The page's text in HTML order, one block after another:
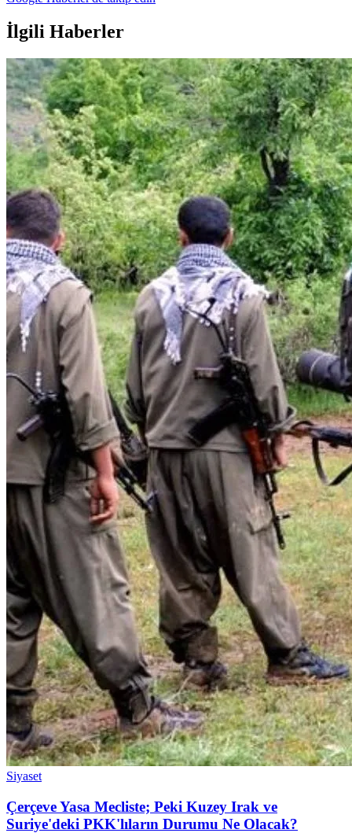
İlgili Haberler
Siyaset
Çerçeve Yasa Mecliste; Peki Kuzey Irak ve
Suriye'deki PKK'lıların Durumu Ne Olacak?